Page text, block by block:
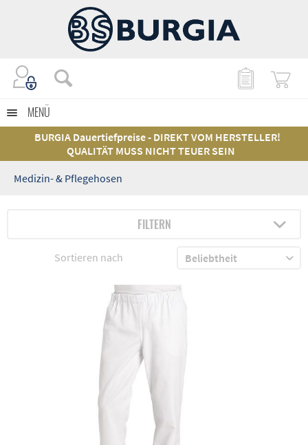
MENÜ
BURGIA Dauertiefpreise - DIREKT VOM HERSTELLER!
QUALITÄT MUSS NICHT TEUER SEIN
Medizin- & Pflegehosen
FILTERN
Sortieren nach